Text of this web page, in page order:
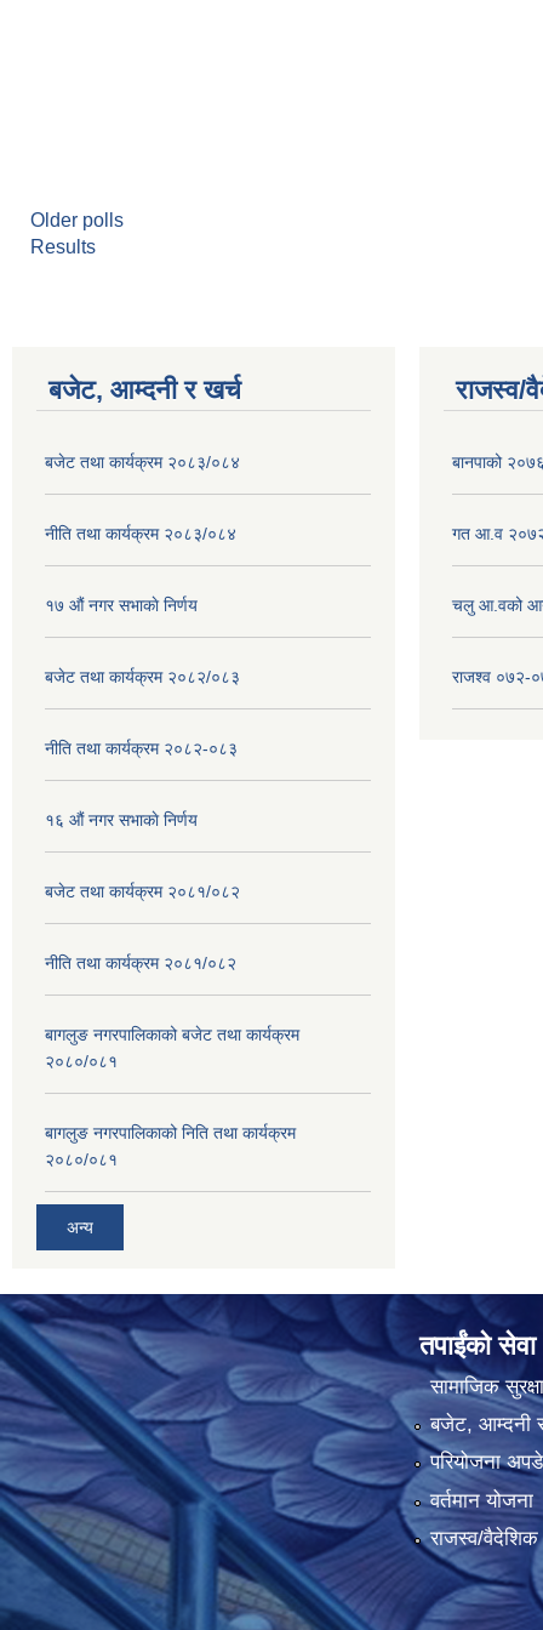
Older polls
Results
बजेट, आम्दनी र खर्च
बजेट तथा कार्यक्रम २०८३/०८४
नीति तथा कार्यक्रम २०८३/०८४
१७ ‌‍औं नगर सभाकाे निर्णय
बजेट तथा कार्यक्रम २०८२/०८३
नीति तथा कार्यक्रम २०८२-०८३
१६ ‌औं नगर सभाकाे निर्णय
बजेट तथा कार्यक्रम २०८१/०८२
नीति तथा कार्यक्रम २०८१/०८२
बागलुङ नगरपालिकाको बजेट तथा कार्यक्रम
२०८०/०८१
बागलुङ नगरपालिकाको निति तथा कार्यक्रम
२०८०/०८१
अन्य
राजस्व/
बानपाको
गत आ.व
चलु आ.वको
राजश्व ०७२-
तपाईंको सेवा
सामाजिक सुरक्षा
बजेट, आम्दनी
परियोजना
वर्तमान योजना
राजस्व/वैदेशिक